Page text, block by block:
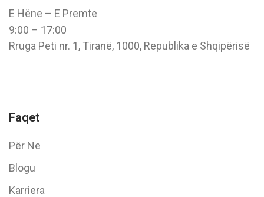
E Hëne – E Premte
9:00 – 17:00
Rruga Peti nr. 1, Tiranë, 1000, Republika e Shqipërisë
Faqet
Për Ne
Blogu
Karriera